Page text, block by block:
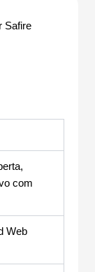
Safire
com
Web